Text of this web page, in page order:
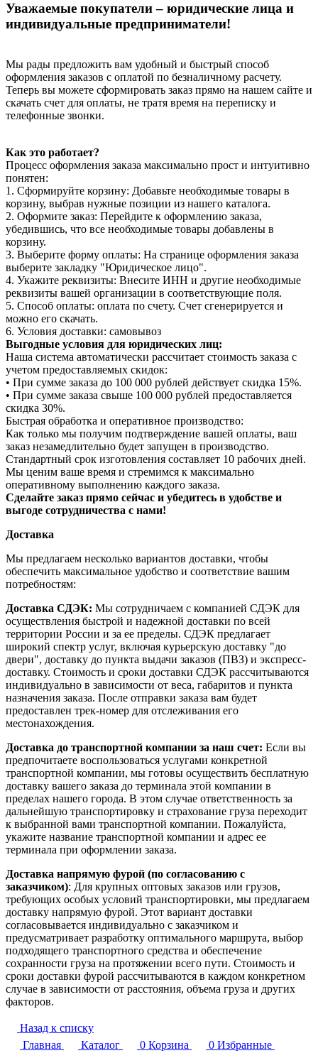
Уважаемые покупатели – юридические лица и
индивидуальные предприниматели!
Мы рады предложить вам удобный и быстрый способ
оформления заказов с оплатой по безналичному расчету.
Теперь вы можете сформировать заказ прямо на нашем сайте и
скачать счет для оплаты, не тратя время на переписку и
телефонные звонки.
Как это работает?
Процесс оформления заказа максимально прост и интуитивно
понятен:
1. Сформируйте корзину: Добавьте необходимые товары в
корзину, выбрав нужные позиции из нашего каталога.
2. Оформите заказ: Перейдите к оформлению заказа,
убедившись, что все необходимые товары добавлены в
корзину.
3. Выберите форму оплаты: На странице оформления заказа
выберите закладку "Юридическое лицо".
4. Укажите реквизиты: Внесите ИНН и другие необходимые
реквизиты вашей организации в соответствующие поля.
5. Способ оплаты: оплата по счету. Счет сгенерируется и
можно его скачать.
6. Условия доставки: самовывоз
Выгодные условия для юридических лиц:
Наша система автоматически рассчитает стоимость заказа с
учетом предоставляемых скидок:
• При сумме заказа до 100 000 рублей действует скидка 15%.
• При сумме заказа свыше 100 000 рублей предоставляется
скидка 30%.
Быстрая обработка и оперативное производство:
Как только мы получим подтверждение вашей оплаты, ваш
заказ незамедлительно будет запущен в производство.
Стандартный срок изготовления составляет 10 рабочих дней.
Мы ценим ваше время и стремимся к максимально
оперативному выполнению каждого заказа.
Сделайте заказ прямо сейчас и убедитесь в удобстве и
выгоде сотрудничества с нами!
Доставка
Мы предлагаем несколько вариантов доставки, чтобы
обеспечить максимальное удобство и соответствие вашим
потребностям:
Доставка СДЭК: Мы сотрудничаем с компанией СДЭК для
осуществления быстрой и надежной доставки по всей
территории России и за ее пределы. СДЭК предлагает
широкий спектр услуг, включая курьерскую доставку "до
двери", доставку до пункта выдачи заказов (ПВЗ) и экспресс-
доставку. Стоимость и сроки доставки СДЭК рассчитываются
индивидуально в зависимости от веса, габаритов и пункта
назначения заказа. После отправки заказа вам будет
предоставлен трек-номер для отслеживания его
местонахождения.
Доставка до транспортной компании за наш счет: Если вы
предпочитаете воспользоваться услугами конкретной
транспортной компании, мы готовы осуществить бесплатную
доставку вашего заказа до терминала этой компании в
пределах нашего города. В этом случае ответственность за
дальнейшую транспортировку и страхование груза переходит
к выбранной вами транспортной компании. Пожалуйста,
укажите название транспортной компании и адрес ее
терминала при оформлении заказа.
Доставка напрямую фурой (по согласованию с
заказчиком): Для крупных оптовых заказов или грузов,
требующих особых условий транспортировки, мы предлагаем
доставку напрямую фурой. Этот вариант доставки
согласовывается индивидуально с заказчиком и
предусматривает разработку оптимального маршрута, выбор
подходящего транспортного средства и обеспечение
сохранности груза на протяжении всего пути. Стоимость и
сроки доставки фурой рассчитываются в каждом конкретном
случае в зависимости от расстояния, объема груза и других
факторов.
Назад к списку
Главная
Каталог 0 Корзина 0 Избранные